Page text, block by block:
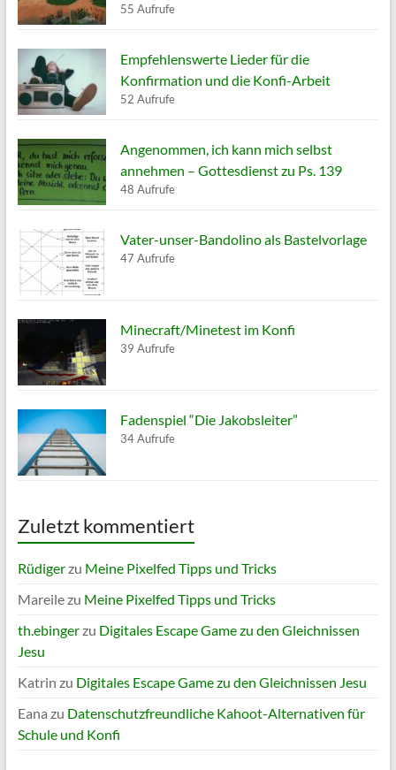
55 Aufrufe
Empfehlenswerte Lieder für die
Konfirmation und die Konfi-Arbeit
52 Aufrufe
Angenommen, ich kann mich selbst
annehmen – Gottesdienst zu Ps. 139
48 Aufrufe
Vater-unser-Bandolino als Bastelvorlage
47 Aufrufe
Minecraft/Minetest im Konfi
39 Aufrufe
Fadenspiel “Die Jakobsleiter”
34 Aufrufe
Zuletzt kommentiert
Rüdigerzu Meine Pixelfed Tipps und Tricks
Mareilezu Meine Pixelfed Tipps und Tricks
th.ebingerzu Digitales Escape Game zu den Gleichnissen
Jesu
Katrin zu Digitales Escape Game zu den Gleichnissen Jesu
Eana zu Datenschutzfreundliche Kahoot-Alternativen für
Schule und Konfi